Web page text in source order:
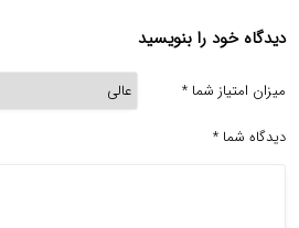
دیدگاه خود را بنویسید
میزان امتیاز شما *
دیدگاه شما *